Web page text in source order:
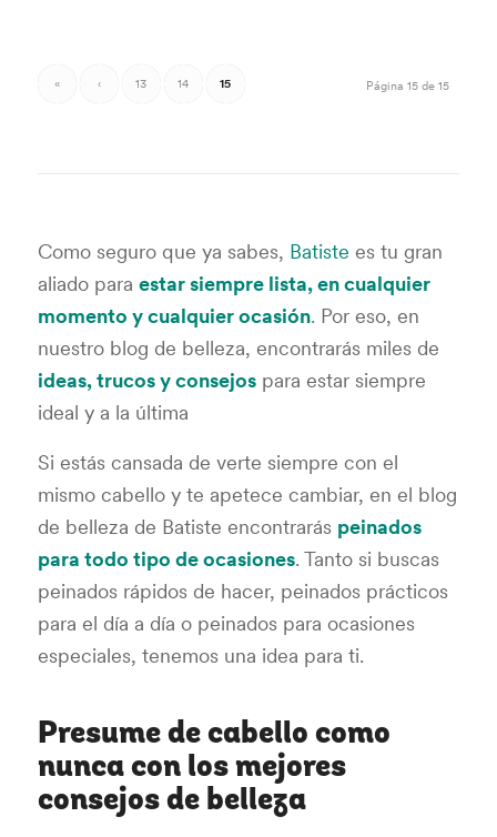
Página 15 de 15
« ‹ 13 14 15
Como seguro que ya sabes, Batiste es tu gran
aliado para estar siempre lista, en cualquier
momento y cualquier ocasión. Por eso, en
nuestro blog de belleza, encontrarás miles de
ideas, trucos y consejospara estar siempre
ideal y a la última
Si estás cansada de verte siempre con el
mismo cabello y te apetece cambiar, en el blog
de belleza de Batiste encontrarás peinados
para todo tipo de ocasiones. Tanto si buscas
peinados rápidos de hacer, peinados prácticos
para el día a día o peinados para ocasiones
especiales, tenemos una idea para ti.
Presume de cabello como
nunca con los mejores
consejos de belleza